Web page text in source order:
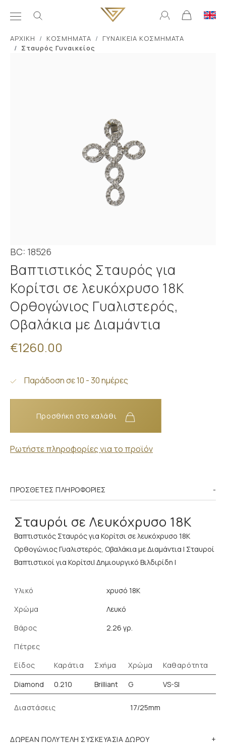
ΑΡΧΙΚΗ ΚΟΣΜΗΜΑΤΑ
ΓΥΝΑΙΚΕΙΑ ΚΟΣΜΗΜΑΤΑ
Σταυρός Γυναικείος
BC: 18526
Βαπτιστικός Σταυρός για
Κορίτσι σε λευκόχρυσο 18Κ
Ορθογώνιος Γυαλιστερός,
Οβαλάκια με Διαμάντια
€1260.00
Παράδοση σε 10 - 30 ημέρες
Προσθήκη στο καλάθι
Ρωτήστε πληροφορίες για το προϊόν
ΠΡΌΣΘΕΤΕΣ ΠΛΗΡΟΦΟΡΊΕΣ
Σταυρόι σε Λευκόχρυσο 18K
Βαπτιστικός Σταυρός για Κορίτσι σε λευκόχρυσο 18Κ
Ορθογώνιος Γυαλιστερός, Οβαλάκια με Διαμάντια | Σταυροί
Βαπτιστικοί για Κορίτσι| Δημιουργικό Βιλδιρίδη |
Υλικό
χρυσό 18K
Χρώμα
Λευκό
Βάρος
2.26 γρ.
Πέτρες
Είδος
Καράτια Σχήμα Χρώμα
Καθαρότητα
Diamond
0.210 Brilliant G VS-SI
Διαστάσεις 17/25mm
ΔΩΡΕΑΝ ΠΟΛΥΤΕΛΗ ΣΥΣΚΕΥΑΣΙΑ ΔΩΡΟΥ